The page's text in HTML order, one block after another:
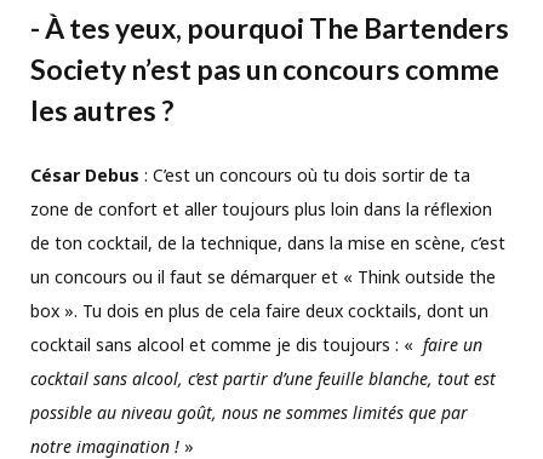
- À tes yeux, pourquoi The Bartenders
Society n’est pas un concours comme
les autres ?
César Debus : C’est un concours où tu dois sortir de ta
zone de confort et aller toujours plus loin dans la réflexion
de ton cocktail, de la technique, dans la mise en scène, c’est
un concours ou il faut se démarquer et « Think outside the
box ». Tu dois en plus de cela faire deux cocktails, dont un
cocktail sans alcool et comme je dis toujours : « faire un
cocktail sans alcool, c’est partir d’une feuille blanche, tout est
possible au niveau goût, nous ne sommes limités que par
notre imagination ! »